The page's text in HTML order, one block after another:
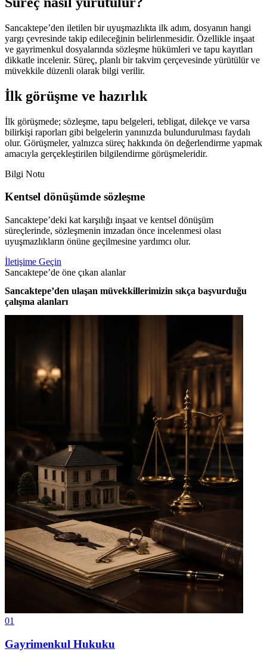
Sancaktepe’den iletilen bir uyuşmazlıkta ilk adım, dosyanın hangi
yargı çevresinde takip edileceğinin belirlenmesidir. Özellikle inşaat
ve gayrimenkul dosyalarında sözleşme hükümleri ve tapu kayıtları
dikkatle incelenir. Süreç, planlı bir takvim çerçevesinde yürütülür ve
müvekkile düzenli olarak bilgi verilir.
İlk görüşme ve hazırlık
İlk görüşmede; sözleşme, tapu belgeleri, tebligat, dilekçe ve varsa
bilirkişi raporları gibi belgelerin yanınızda bulundurulması faydalı
olur. Görüşmeler, yalnızca süreç hakkında ön değerlendirme yapmak
amacıyla gerçekleştirilen bilgilendirme görüşmeleridir.
Bilgi Notu
Kentsel dönüşümde sözleşme
Sancaktepe’deki kat karşılığı inşaat ve kentsel dönüşüm
süreçlerinde, sözleşmenin imzadan önce incelenmesi olası
uyuşmazlıkların önüne geçilmesine yardımcı olur.
İletişime Geçin
Sancaktepe’de öne çıkan alanlar
Sancaktepe’den ulaşan müvekkillerimizin sıkça başvurduğu
çalışma alanları
01
Gayrimenkul Hukuku